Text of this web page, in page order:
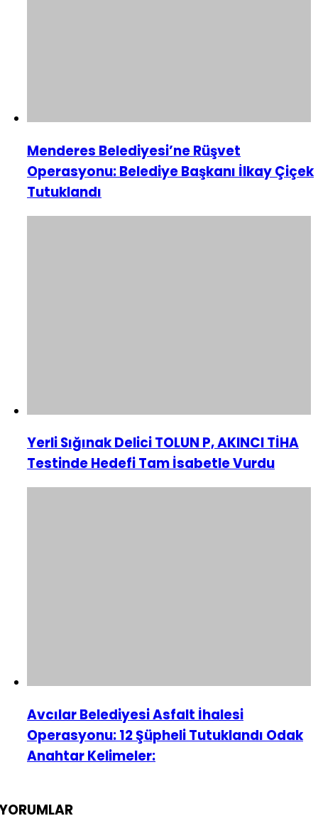
Menderes Belediyesi’ne Rüşvet
Operasyonu: Belediye Başkanı İlkay Çiçek
Tutuklandı
Yerli Sığınak Delici TOLUN P, AKINCI TİHA
Testinde Hedefi Tam İsabetle Vurdu
Avcılar Belediyesi Asfalt İhalesi
Operasyonu: 12 Şüpheli Tutuklandı Odak
Anahtar Kelimeler: